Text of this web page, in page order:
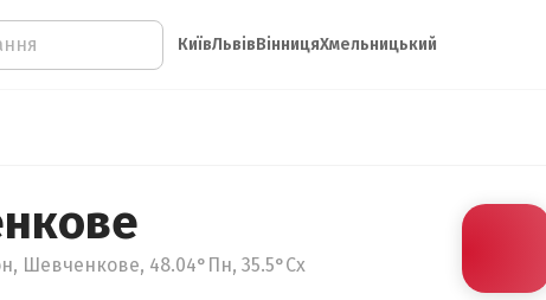
КиївЛьвівВінницяХмельницький
Шевченкове, 48.04°Пн, 35.5°Сх